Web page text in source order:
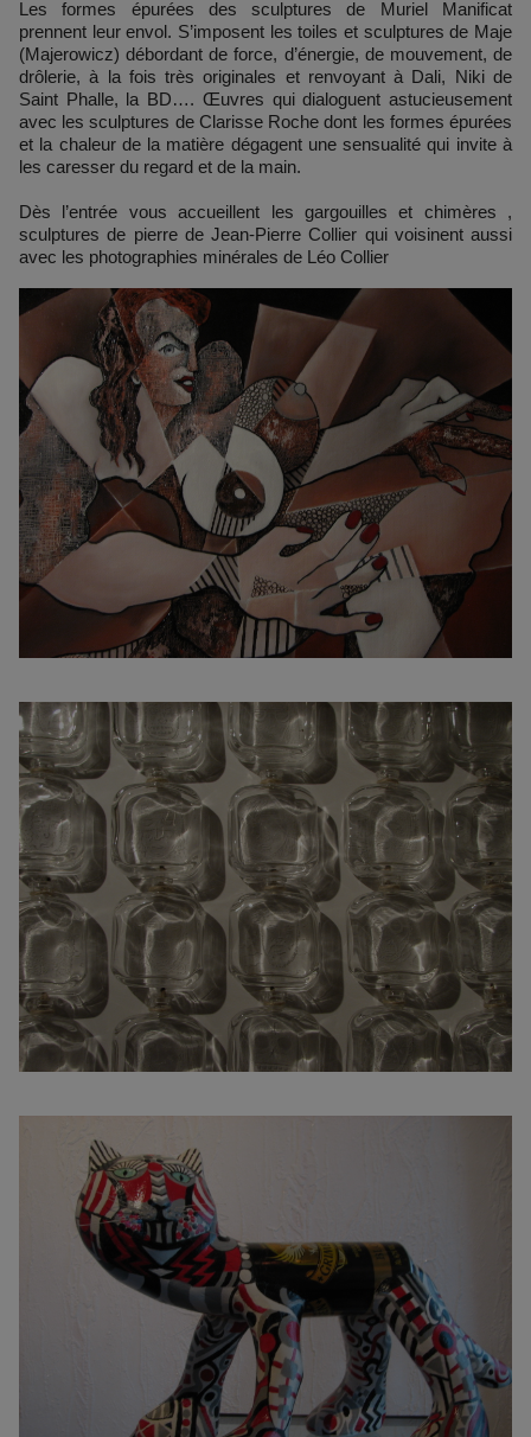
Les formes épurées des sculptures de Muriel Manificat
prennent leur envol. S’imposent les toiles et sculptures de Maje
(Majerowicz) débordant de force, d’énergie, de mouvement, de
drôlerie, à la fois très originales et renvoyant à Dali, Niki de
Saint Phalle, la BD…. Œuvres qui dialoguent astucieusement
avec les sculptures de Clarisse Roche dont les formes épurées
et la chaleur de la matière dégagent une sensualité qui invite à
les caresser du regard et de la main.
Dès l’entrée vous accueillent les gargouilles et chimères ,
sculptures de pierre de Jean-Pierre Collier qui voisinent aussi
avec les photographies minérales de Léo Collier